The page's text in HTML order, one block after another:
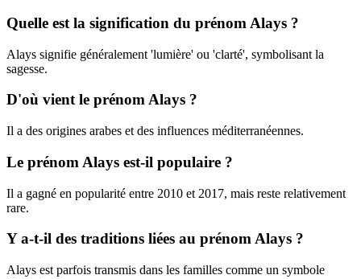
Quelle est la signification du prénom Alays ?
Alays signifie généralement 'lumière' ou 'clarté', symbolisant la
sagesse.
D'où vient le prénom Alays ?
Il a des origines arabes et des influences méditerranéennes.
Le prénom Alays est-il populaire ?
Il a gagné en popularité entre 2010 et 2017, mais reste relativement
rare.
Y a-t-il des traditions liées au prénom Alays ?
Alays est parfois transmis dans les familles comme un symbole